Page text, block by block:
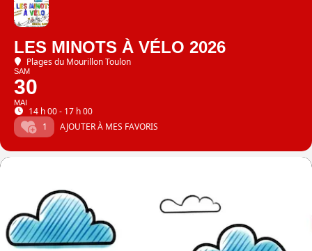
LES MINOTS À VÉLO 2026
Plages du Mourillon Toulon
SAM
30
MAI
14 h 00 - 17 h 00
1
AJOUTER À MES FAVORIS